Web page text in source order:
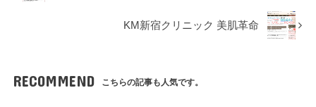
KM新宿クリニック 美肌革命
RECOMMEND こちらの記事も人気です。